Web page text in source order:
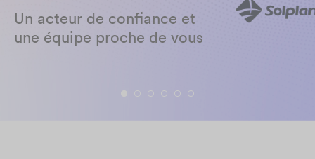
Un acteur de confiance et
une équipe proche de vous